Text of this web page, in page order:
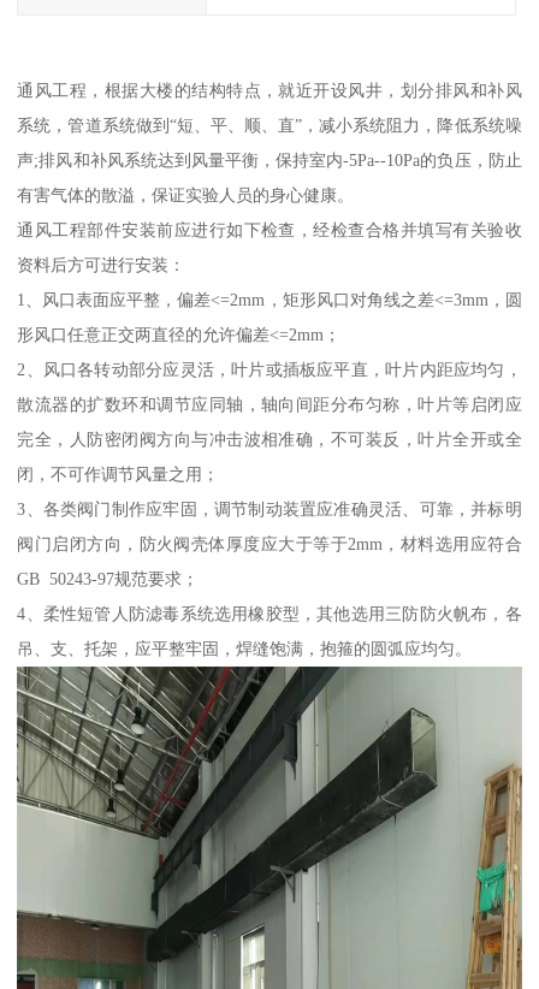
通风工程，根据大楼的结构特点，就近开设风井，划分排风和补风
系统，管道系统做到“短、平、顺、直”，减小系统阻力，降低系统噪
声;排风和补风系统达到风量平衡，保持室内-5Pa--10Pa的负压，防止
有害气体的散溢，保证实验人员的身心健康。
通风工程部件安装前应进行如下检查，经检查合格并填写有关验收
资料后方可进行安装：
1、风口表面应平整，偏差<=2mm，矩形风口对角线之差<=3mm，圆
形风口任意正交两直径的允许偏差<=2mm；
2、风口各转动部分应灵活，叶片或插板应平直，叶片内距应均匀，
散流器的扩数环和调节应同轴，轴向间距分布匀称，叶片等启闭应
完全，人防密闭阀方向与冲击波相准确，不可装反，叶片全开或全
闭，不可作调节风量之用；
3、各类阀门制作应牢固，调节制动装置应准确灵活、可靠，并标明
阀门启闭方向，防火阀壳体厚度应大于等于2mm，材料选用应符合
GB 50243-97规范要求；
4、柔性短管人防滤毒系统选用橡胶型，其他选用三防防火帆布，各
吊、支、托架，应平整牢固，焊缝饱满，抱箍的圆弧应均匀。